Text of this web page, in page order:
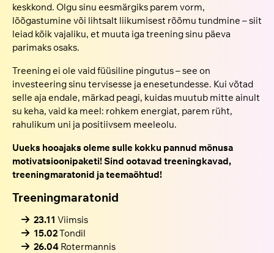
keskkond. Olgu sinu eesmärgiks parem vorm,
lõõgastumine või lihtsalt liikumisest rõõmu tundmine – siit
leiad kõik vajaliku, et muuta iga treening sinu päeva
parimaks osaks.
Treening ei ole vaid füüsiline pingutus – see on
investeering sinu tervisesse ja enesetundesse. Kui võtad
selle aja endale, märkad peagi, kuidas muutub mitte ainult
su keha, vaid ka meel: rohkem energiat, parem rüht,
rahulikum uni ja positiivsem meeleolu.
Uueks hooajaks oleme sulle kokku pannud mõnusa
motivatsioonipaketi! Sind ootavad treeningkavad,
treeningmaratonid ja teemaõhtud!
Treeningmaratonid
23.11 Viimsis
15.02Tondil
26.04 Rotermannis